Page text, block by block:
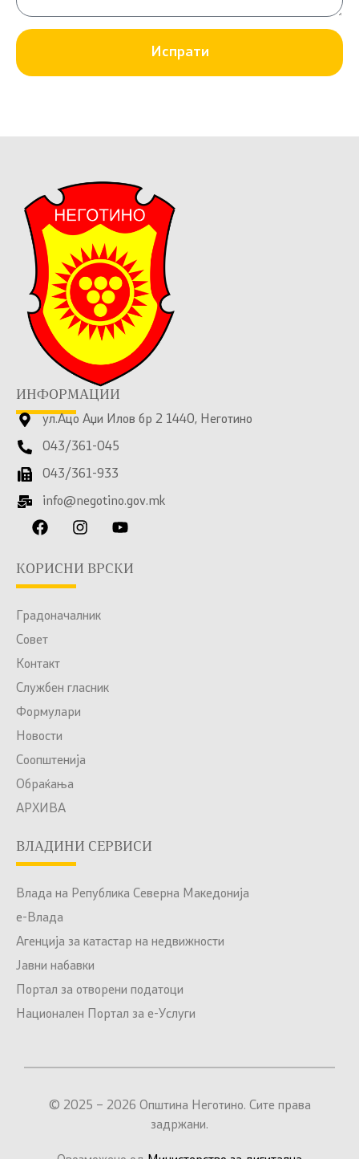
Испрати
ИНФОРМАЦИИ
ул.Ацо Аџи Илов бр 2 1440, Неготино
043/361-045
043/361-933
info@negotino.gov.mk
КОРИСНИ ВРСКИ
Градоначалник
Совет
Контакт
Службен гласник
Формулари
Новости
Соопштенија
Обраќања
АРХИВА
ВЛАДИНИ СЕРВИСИ
Влада на Република Северна Македонија
е-Влада
Агенција за катастар на недвижности
Јавни набавки
Портал за отворени податоци
Национален Портал за е-Услуги
© 2025 – 2026 Општина Неготино. Сите права
задржани.